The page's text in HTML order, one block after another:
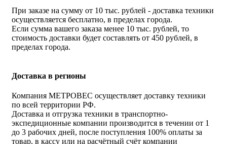
При заказе на сумму от 10 тыс. рублей - доставка техники
осуществляется бесплатно, в пределах города.
Если сумма вашего заказа менее 10 тыс. рублей, то
стоимость доставки будет составлять от 450 рублей, в
пределах города.
Доставка в регионы
Компания МЕТРОВЕС осуществляет доставку техники
по всей территории РФ.
Доставка и отгрузка техники в транспортно-
экспедиционные компании производится в течении от 1
до 3 рабочих дней, после поступления 100% оплаты за
товар, в кассу или на расчётный счёт компании